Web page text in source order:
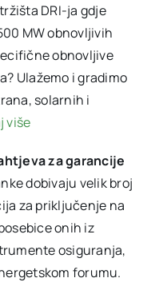
DRI-ja gdje
MW obnovljivih
obnovljive
Ulažemo i gradimo
solarnih i
više
za garancije
dobivaju velik broj
za priključenje na
onih iz
osiguranja,
forumu.